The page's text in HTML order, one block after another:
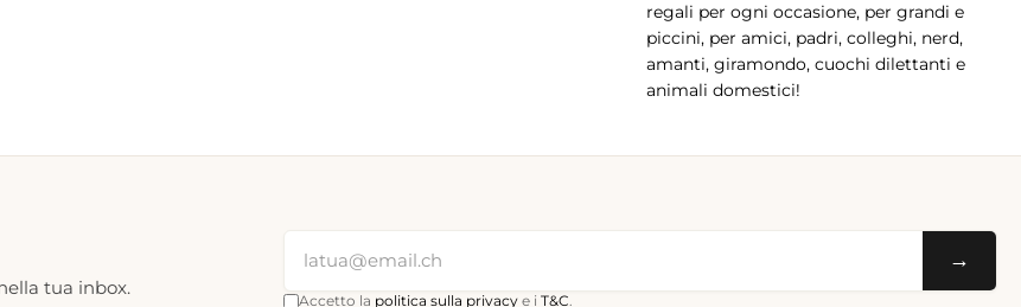
regali per ogni occasione, per grandi e
piccini, per amici, padri, colleghi, nerd,
amanti, giramondo, cuochi dilettanti e
animali domestici!
tua inbox.
→
Accetto la politica sulla privacy e iT&C